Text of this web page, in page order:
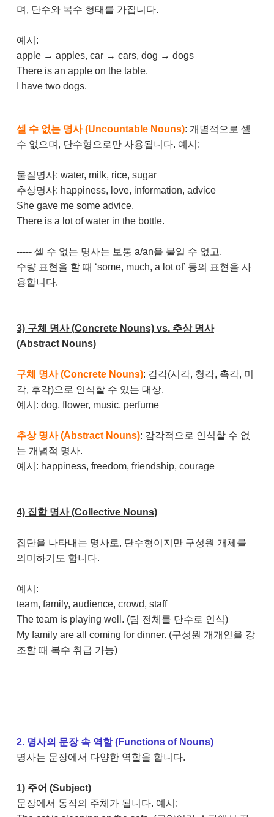
며, 단수와 복수 형태를 가집니다.
예시:
apple → apples, car → cars, dog → dogs
There is an apple on the table.
I have two dogs.
셀 수 없는 명사 (Uncountable Nouns): 개별적으로 셀
수 없으며, 단수형으로만 사용됩니다. 예시:
물질명사: water, milk, rice, sugar
추상명사: happiness, love, information, advice
She gave me some advice.
There is a lot of water in the bottle.
----- 셀 수 없는 명사는 보통 a/an을 붙일 수 없고,
수량 표현을 할 때 ‘some, much, a lot of’ 등의 표현을 사
용합니다.
3) 구체 명사 (Concrete Nouns) vs. 추상 명사
(Abstract Nouns)
구체 명사 (Concrete Nouns): 감각(시각, 청각, 촉각, 미
각, 후각)으로 인식할 수 있는 대상.
예시: dog, flower, music, perfume
추상 명사 (Abstract Nouns): 감각적으로 인식할 수 없
는 개념적 명사.
예시: happiness, freedom, friendship, courage
4) 집합 명사 (Collective Nouns)
집단을 나타내는 명사로, 단수형이지만 구성원 개체를
의미하기도 합니다.
예시:
team, family, audience, crowd, staff
The team is playing well. (팀 전체를 단수로 인식)
My family are all coming for dinner. (구성원 개개인을 강
조할 때 복수 취급 가능)
2. 명사의 문장 속 역할 (Functions of Nouns)
명사는 문장에서 다양한 역할을 합니다.
1) 주어 (Subject)
문장에서 동작의 주체가 됩니다. 예시: